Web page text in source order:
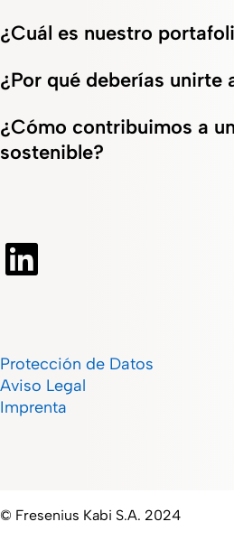
¿Cuál es nuestro
¿Por qué deberías unirte
¿Cómo contribuimos a
sostenible?
Protección de Datos
Aviso Legal
Imprenta
© Fresenius Kabi S.A. 2024